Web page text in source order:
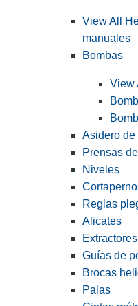
View All
manuales
Bombas
View
Asidero de
Prensas
Niveles
Reglas
Alicates
Guías de
Brocas
Palas